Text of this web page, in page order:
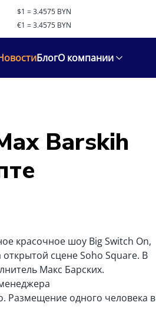
$1 =3.4575 BYN
€1 =3.4575 BYN
БлогО компании
Barskih
красочное шоу Big Switch On,
сцене Soho Square. В
Макс Барских.
Размещение одного человека в